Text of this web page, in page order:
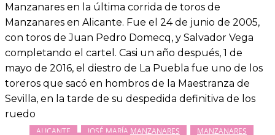
Manzanares en la última corrida de toros de
Manzanares en Alicante. Fue el 24 de junio de 2005,
con toros de Juan Pedro Domecq, y Salvador Vega
completando el cartel. Casi un año después, 1 de
mayo de 2016, el diestro de La Puebla fue uno de los
toreros que sacó en hombros de la Maestranza de
Sevilla, en la tarde de su despedida definitiva de los
ruedo
ALICANTE JOSÉ MARÍA MANZANARES MANZANARES